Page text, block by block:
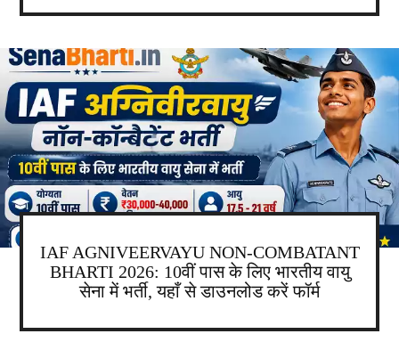
IAF AGNIVEERVAYU NON-COMBATANT
BHARTI 2026: 10वीं पास के लिए भारतीय वायु
सेना में भर्ती, यहाँ से डाउनलोड करें फॉर्म